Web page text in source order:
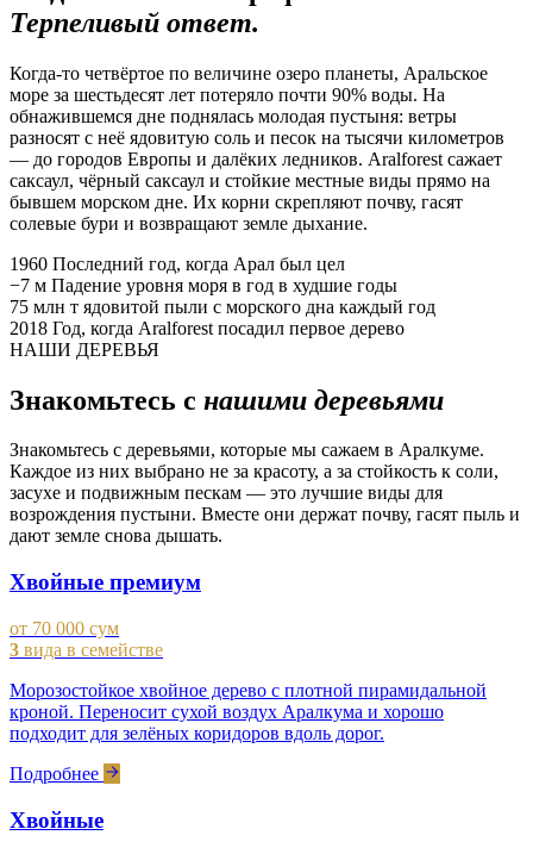
Терпеливый ответ.
Когда-то четвёртое по величине озеро планеты, Аральское
море за шестьдесят лет потеряло почти 90% воды. На
обнажившемся дне поднялась молодая пустыня: ветры
разносят с неё ядовитую соль и песок на тысячи километров
— до городов Европы и далёких ледников. Aralforest сажает
саксаул, чёрный саксаул и стойкие местные виды прямо на
бывшем морском дне. Их корни скрепляют почву, гасят
солевые бури и возвращают земле дыхание.
1960 Последний год, когда Арал был цел
−7 м Падение уровня моря в год в худшие годы
75 млн т ядовитой пыли с морского дна каждый год
2018 Год, когда Aralforest посадил первое дерево
НАШИ ДЕРЕВЬЯ
Знакомьтесь с нашими деревьями
Знакомьтесь с деревьями, которые мы сажаем в Аралкуме.
Каждое из них выбрано не за красоту, а за стойкость к соли,
засухе и подвижным пескам — это лучшие виды для
возрождения пустыни. Вместе они держат почву, гасят пыль и
дают земле снова дышать.
Хвойные премиум
от 70 000 сум
3 вида в семействе
Морозостойкое хвойное дерево с плотной пирамидальной
кроной. Переносит сухой воздух Аралкума и хорошо
подходит для зелёных коридоров вдоль дорог.
Подробнее
Хвойные